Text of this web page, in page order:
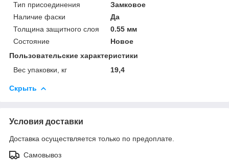
Тип присоединения
Замковое
Наличие фаски
Да
Толщина защитного слоя
0.55 мм
Состояние
Новое
Пользовательские характеристики
Вес упаковки, кг
19,4
Скрыть
Условия доставки
Доставка осуществляется только по предоплате.
Самовывоз